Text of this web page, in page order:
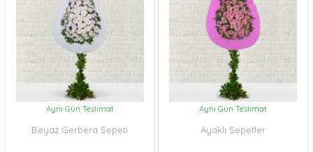
Aynı Gün Teslimat
Beyaz Gerbera Sepeti
Aynı Gün Teslimat
Ayaklı Sepetler